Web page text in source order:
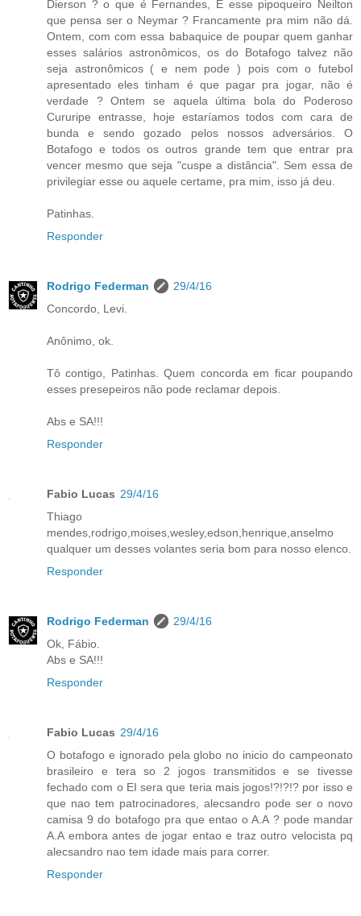
Dierson ? o que é Fernandes, E esse pipoqueiro Neilton
que pensa ser o Neymar ? Francamente pra mim não dá.
Ontem, com com essa babaquice de poupar quem ganhar
esses salários astronômicos, os do Botafogo talvez não
seja astronômicos ( e nem pode ) pois com o futebol
apresentado eles tinham é que pagar pra jogar, não é
verdade ? Ontem se aquela última bola do Poderoso
Cururipe entrasse, hoje estaríamos todos com cara de
bunda e sendo gozado pelos nossos adversários. O
Botafogo e todos os outros grande tem que entrar pra
vencer mesmo que seja "cuspe a distância". Sem essa de
privilegiar esse ou aquele certame, pra mim, isso já deu.
Patinhas.
Responder
Rodrigo Federman
29/4/16
Concordo, Levi.
Anônimo, ok.
Tô contigo, Patinhas. Quem concorda em ficar poupando
esses presepeiros não pode reclamar depois.
Abs e SA!!!
Responder
Fabio Lucas 29/4/16
Thiago
mendes,rodrigo,moises,wesley,edson,henrique,anselmo
qualquer um desses volantes seria bom para nosso elenco.
Responder
Rodrigo Federman
29/4/16
Ok, Fábio.
Abs e SA!!!
Responder
Fabio Lucas 29/4/16
O botafogo e ignorado pela globo no inicio do campeonato
brasileiro e tera so 2 jogos transmitidos e se tivesse
fechado com o EI sera que teria mais jogos!?!?!? por isso e
que nao tem patrocinadores, alecsandro pode ser o novo
camisa 9 do botafogo pra que entao o A.A ? pode mandar
A.A embora antes de jogar entao e traz outro velocista pq
alecsandro nao tem idade mais para correr.
Responder